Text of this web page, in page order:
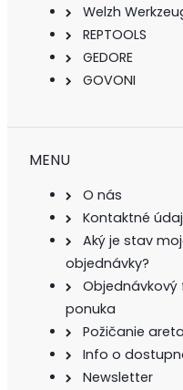
Welzh
REPTOOLS
GEDORE
GOVONI
MENU
O nás
Kontaktné
Aký je stav
objednávky?
Objednávkový
ponuka
Požičanie
Info o
Newsletter